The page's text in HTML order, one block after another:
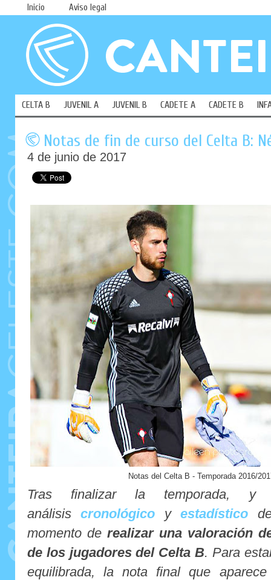
Inicio Aviso legal
CELTA B JUVENIL A JUVENIL B CADETE A CADETE B
Notas de fin de curso del Celta B:
4 de junio de 2017
Notas del Celta B - Temporada 2016/
Tras finalizar la temporada,
análisiscronológico yestadístico
momento de realizar una valoración
de los jugadores del Celta B. Para
equilibrada, la nota final que